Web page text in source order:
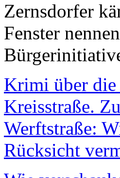
Zernsdorfer
Fenster
Krimi über die
Kreisstraße.
Werftstraße:
Rücksicht